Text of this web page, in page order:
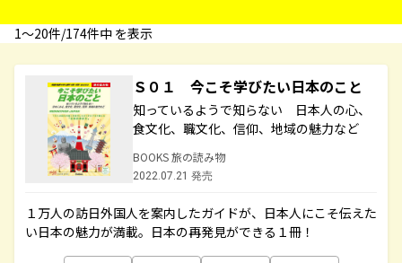
1〜20件/174件中 を表示
Ｓ０１ 今こそ学びたい日本のこと
知っているようで知らない 日本人の心、
食文化、職文化、信仰、地域の魅力など
BOOKS 旅の読み物
2022.07.21 発売
１万人の訪日外国人を案内したガイドが、日本人にこそ伝えた
い日本の魅力が満載。日本の再発見ができる１冊！